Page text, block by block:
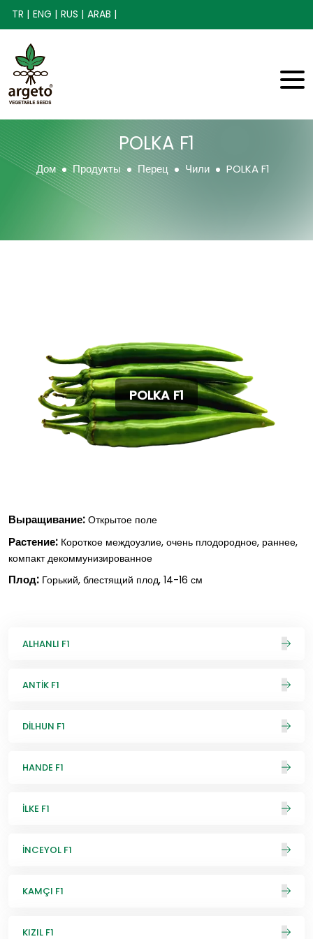
TR | ENG | RUS | ARAB |
POLKA F1
Дом Продукты Перец Чили POLKA F1
POLKA F1
Выращивание: Открытое поле
Растение: Короткое междоузлие, очень плодородное, раннее,
компакт декоммунизированное
Плод: Горький, блестящий плод, 14-16 см
ALHANLI F1
ANTİK F1
DİLHUN F1
HANDE F1
İLKE F1
İNCEYOL F1
KAMÇI F1
KIZIL F1